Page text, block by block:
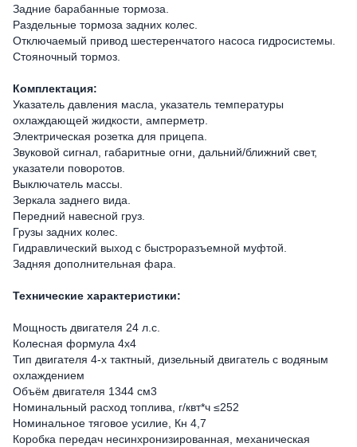
Задние барабанные тормоза.
Раздельные тормоза задних колес.
Отключаемый привод шестеренчатого насоса гидросистемы.
Стояночный тормоз.
Комплектация:
Указатель давления масла, указатель температуры
охлаждающей жидкости, амперметр.
Электрическая розетка для прицепа.
Звуковой сигнал, габаритные огни, дальний/ближний свет,
указатели поворотов.
Выключатель массы.
Зеркала заднего вида.
Передний навесной груз.
Грузы задних колес.
Гидравлический выход с быстроразъемной муфтой.
Задняя дополнительная фара.
Технические характеристики:
Мощность двигателя 24 л.с.
Колесная формула 4х4
Тип двигателя 4-х тактный, дизельный двигатель с водяным
охлаждением
Объём двигателя 1344 см3
Номинальный расход топлива, г/квт*ч ≤252
Номинальное тяговое усилие, Кн 4,7
Коробка передач несинхронизированная, механическая